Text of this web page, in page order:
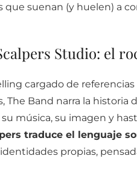
que suenan (y huelen) a
Studio: el
cargado de
The Band narra la
música, su imagen y
traduce el lenguaje
propias,